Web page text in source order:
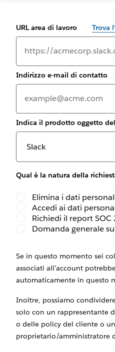
URL area di lavoro Trova
Indirizzo e-mail di contatto
Indica il prodotto oggetto
Qual è la natura della
Elimina i dati
Accedi ai dati
Richiedi il report SOC
Domanda generale
Se in questo momento sei
associati all’account
automaticamente in questo
Inoltre, possiamo
solo con un rappresentante
o delle policy del cliente o un
proprietario/amministratore